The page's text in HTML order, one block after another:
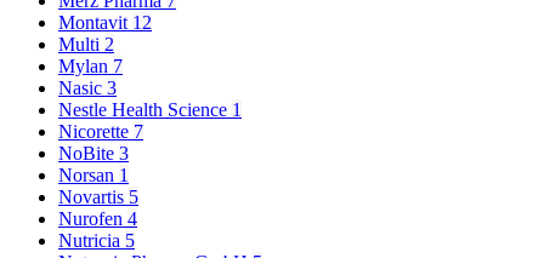
Montavit 12
Multi 2
Mylan 7
Nasic 3
Nestle Health Science 1
Nicorette 7
NoBite 3
Norsan 1
Novartis 5
Nurofen 4
Nutricia 5